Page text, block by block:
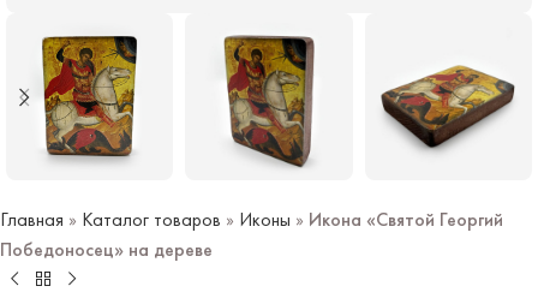
Главная » Каталог товаров » Иконы » Икона «Святой Георгий
Победоносец» на дереве